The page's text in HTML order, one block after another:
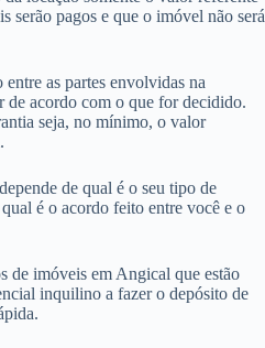
serão pagos e que o imóvel não será
as partes envolvidas na
de acordo com o que for decidido.
seja, no mínimo, o valor
de qual é o seu tipo de
é o acordo feito entre você e o
de imóveis em Angical que estão
inquilino a fazer o depósito de